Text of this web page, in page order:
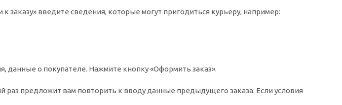
введите сведения, которые могут пригодиться курьеру, например:
данные о покупателе. Нажмите кнопку «Оформить заказ».
предложит вам повторить к вводу данные предыдущего заказа. Если условия